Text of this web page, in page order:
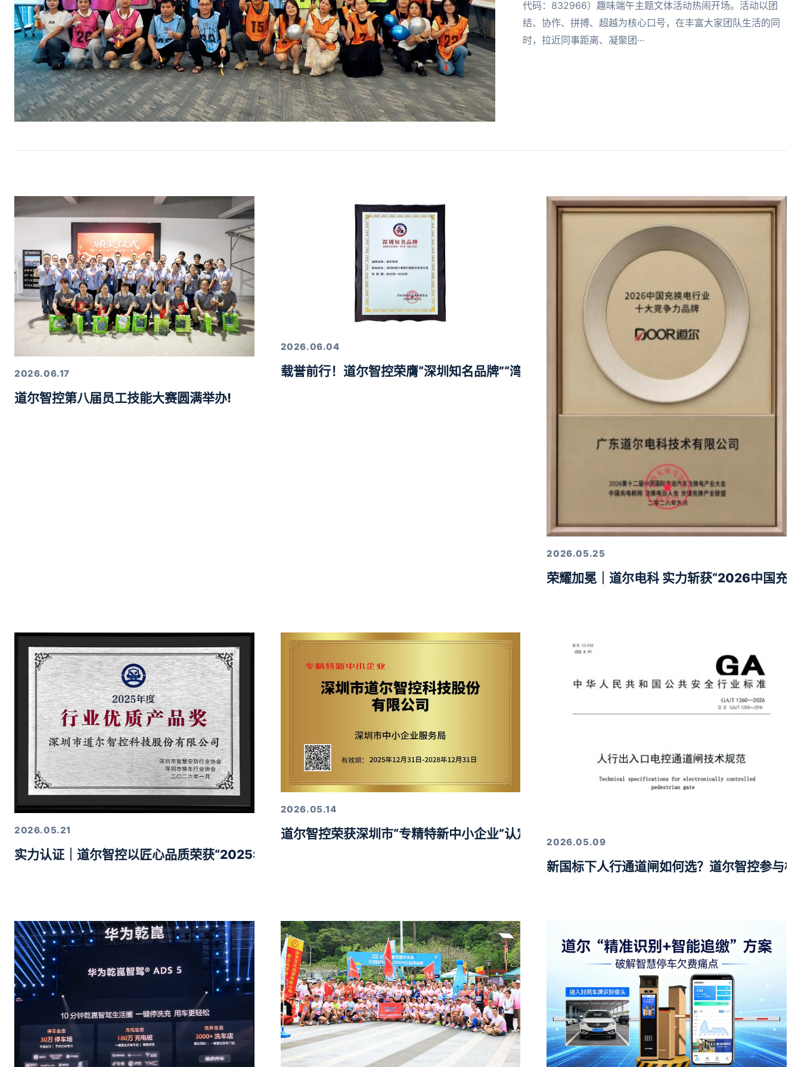
代码：832966）趣味端午主题文体活动热闹开场。活动以团
结、协作、拼搏、超越为核心口号，在丰富大家团队生活的同
时，拉近同事距离、凝聚团···
2026.06.17
道尔智控第八届员工技能大赛圆满举办!
2026.06.04
载誉前行！道尔智控荣膺“深圳知名品牌”“湾区知名品牌”双重认证
2026.05.25
荣耀加冕｜道尔电科 实力斩获“2026中国充
2026.05.21
实力认证｜道尔智控以匠心品质荣获“2025年度行业优质产品奖”
2026.05.14
道尔智控荣获深圳市“专精特新中小企业”认定，以硬核技术筑牢行业标杆
2026.05.09
新国标下人行通道闸如何选？道尔智控参与